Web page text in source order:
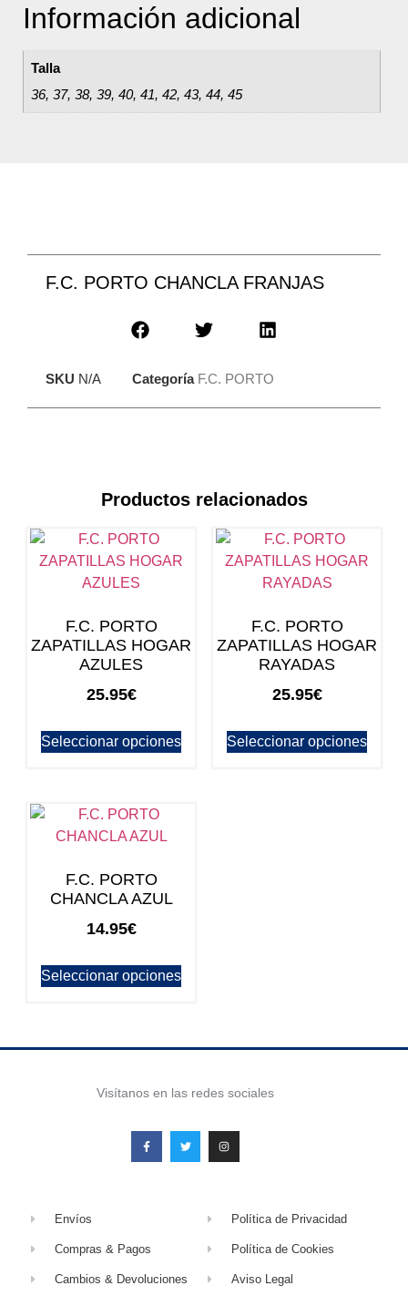
Información adicional
Talla
36, 37, 38, 39, 40, 41, 42, 43, 44, 45
F.C. PORTO CHANCLA FRANJAS
SKU N/A Categoría F.C. PORTO
Productos relacionados
F.C. PORTO
ZAPATILLAS HOGAR
AZULES
25.95€
Seleccionar opciones
F.C. PORTO
ZAPATILLAS HOGAR
RAYADAS
25.95€
Seleccionar opciones
F.C. PORTO
CHANCLA AZUL
14.95€
Seleccionar opciones
Visítanos en las redes sociales
Envíos
Compras & Pagos
Cambios & Devoluciones
Política de Privacidad
Política de Cookies
Aviso Legal